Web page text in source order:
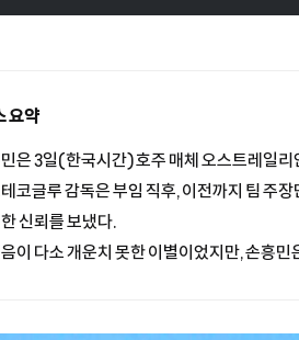
요약
은 3일(한국시간) 호주 매체 오스트레일리
코글루 감독은 부임 직후, 이전까지 팀 주
신뢰를 보냈다.
이 다소 개운치 못한 이별이었지만, 손흥